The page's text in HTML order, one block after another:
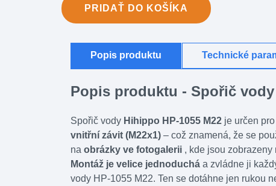
PRIDAŤ DO KOŠÍKA
Popis produktu Technické
Popis produktu - Spořič vody
Spořič vody Hihippo HP-1055 M22 je určen
vnitřní závit (M22x1) – což znamená, že se
na obrázky ve fotogalerii , kde jsou
Montáž je velice jednoduchá a zvládne ji
vody HP-1055 M22. Ten se dotáhne jen rukou